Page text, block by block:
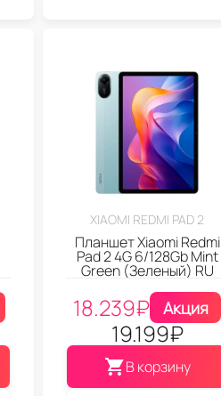
XIAOMI REDMI PAD 2
Планшет Xiaomi Redmi
Pad 2 4G 6/128Gb Mint
Green (Зеленый) RU
18.239₽ Акция
19.199₽
В корзину